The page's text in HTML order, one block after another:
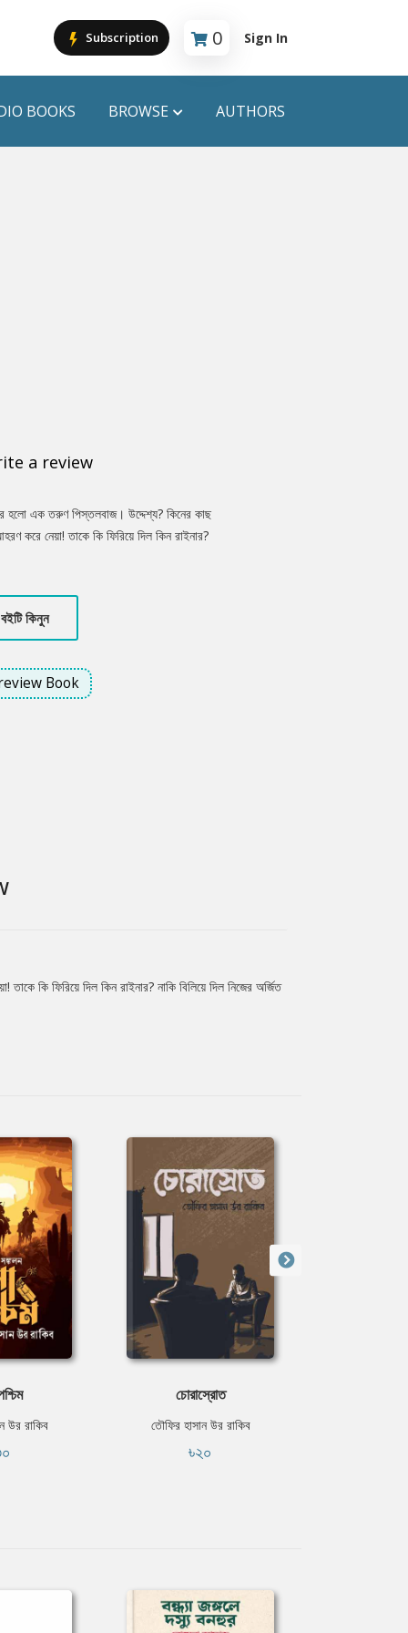
Subscription 0
Cart is empty
Sign In
BOOKS BROWSE AUTHORS
a review
হলো এক তরুণ পিস্তলবাজ। উদ্দেশ্য? কিনের কাছ
করে নেয়া! তাকে কি ফিরিয়ে দিল কিন রাইনার?
বুকে মরুঝড়ের মতো আচমকা আবির্ভূত হওয়া ডুয়েলে
বইটি কিনুন
Book
কি ফিরিয়ে দিল কিন রাইনার? নাকি বিলিয়ে দিল নিজের অর্জিত
উর রাকিব
চোরাস্রোত
তৌফির হাসান উর রাকিব
৳২০